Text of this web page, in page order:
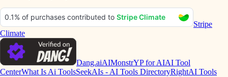
Stripe
Climate
Dang.aiAIMonstrYP for AIAI Tool
CenterWhat Is Ai ToolsSeekAIs - AI Tools DirectoryRightAI Tools